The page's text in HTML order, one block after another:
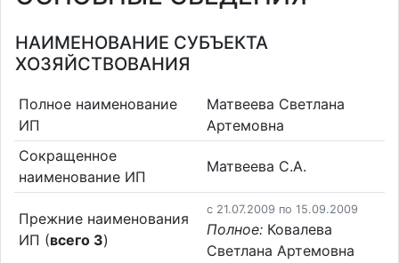
НАИМЕНОВАНИЕ СУБЪЕКТА
ХОЗЯЙСТВОВАНИЯ
Полное наименование
ИП
Матвеева Светлана
Артемовна
Сокращенное
наименование ИП
Матвеева С.А.
Прежние наименования
ИП (всего 3)
c 21.07.2009 по 15.09.2009
Полное: Ковалева
Светлана Артемовна